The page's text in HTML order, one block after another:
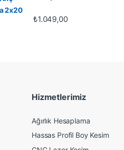
₺1.049,00
Hizmetlerimiz
Ağırlık Hesaplama
Hassas Profil Boy Kesim